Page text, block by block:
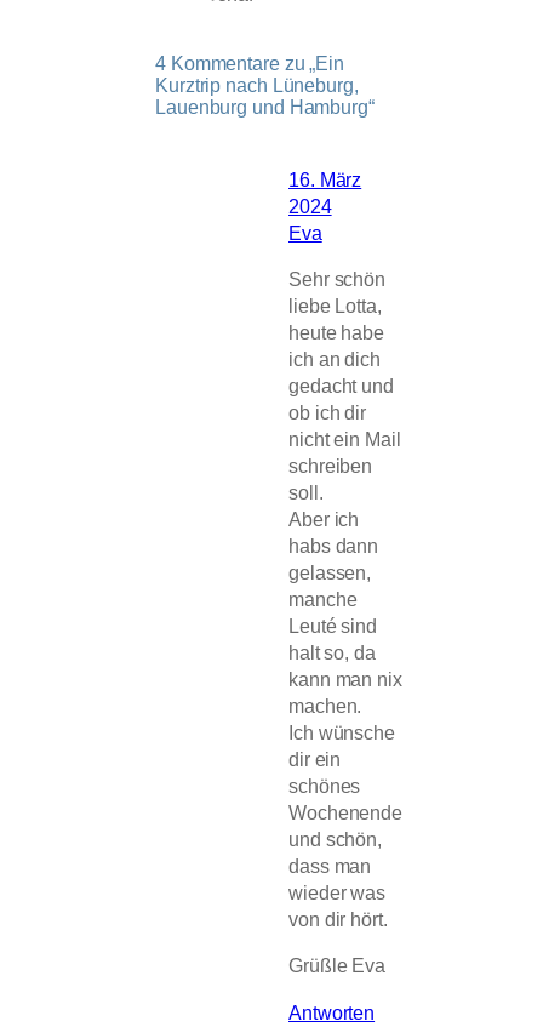
4 Kommentare zu „Ein
Kurztrip nach Lüneburg,
Lauenburg und Hamburg“
16. März
2024
Eva
Sehr schön
liebe Lotta,
heute habe
ich an dich
gedacht und
ob ich dir
nicht ein Mail
schreiben
soll.
Aber ich
habs dann
gelassen,
manche
Leuté sind
halt so, da
kann man nix
machen.
Ich wünsche
dir ein
schönes
Wochenende
und schön,
dass man
wieder was
von dir hört.
Grüßle Eva
Antworten